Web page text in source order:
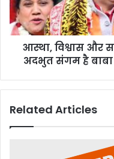
विराटता
का
अदभुत
धाम
आस्था, विश्वास और
अदभुत संगम है बाबा
Related Articles